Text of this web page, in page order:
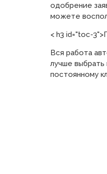
одобрение
можете
< h3 id="toc-
Вся работа
лучше
постоянному